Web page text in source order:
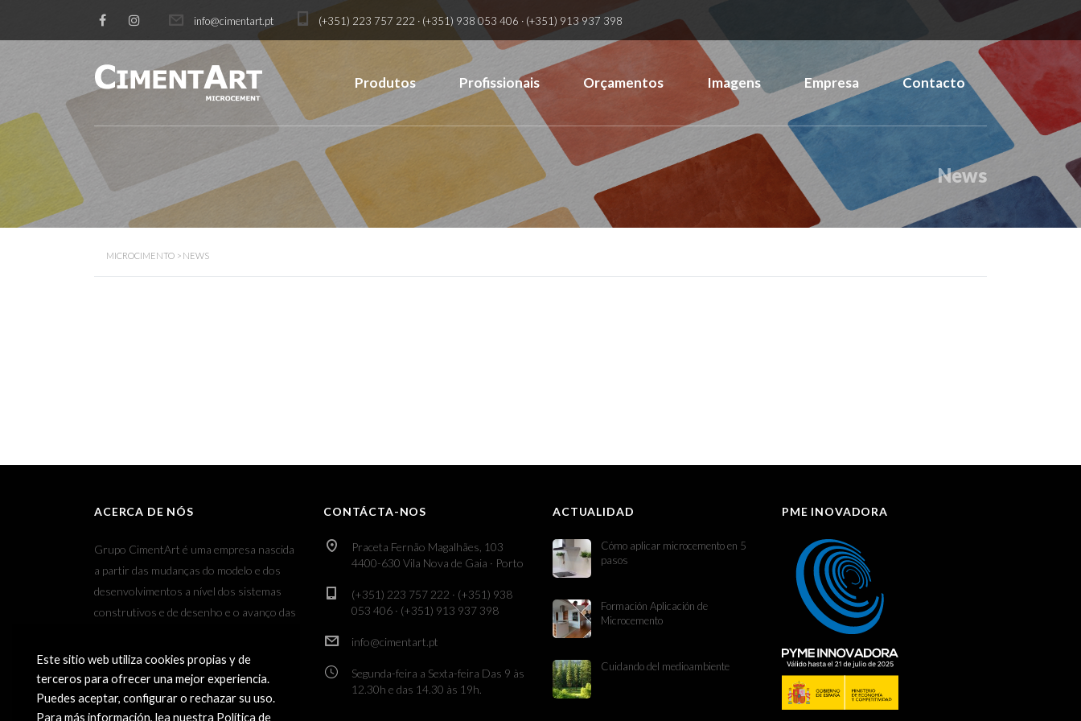
info@cimentart.pt (+351) 223 757 222 · (+351) 938 053 406 · (+351) 913 937 398
Produtos Profissionais Orçamentos Imagens Empresa Contacto
News
MICROCIMENTO > NEWS
ACERCA DE NÓS
Grupo CimentArt é uma empresa nascida
a partir das mudanças do modelo e dos
desenvolvimentos a nível dos sistemas
construtivos e de desenho e o avanço das
revestimentos decorativos.
CONTÁCTA-NOS
Praceta Fernão Magalhães, 103
4400-630 Vila Nova de Gaia · Porto
(+351) 223 757 222 · (+351) 938
053 406 · (+351) 913 937 398
info@cimentart.pt
Segunda-feira a Sexta-feira Das 9 às
12.30h e das 14.30 às 19h.
ACTUALIDAD
Cómo aplicar microcemento en 5
pasos
Formación Aplicación de
Microcemento
Cuidando del medioambiente
PME INOVADORA
Este sitio web utiliza cookies propias y de
terceros para ofrecer una mejor experiencia.
Puedes aceptar, configurar o rechazar su uso.
Para más información, lea nuestra Política de